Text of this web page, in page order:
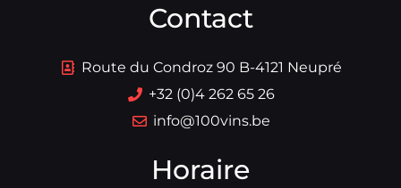
Contact
Route du Condroz 90 B-4121 Neupré
+32 (0)4 262 65 26
info@100vins.be
Horaire